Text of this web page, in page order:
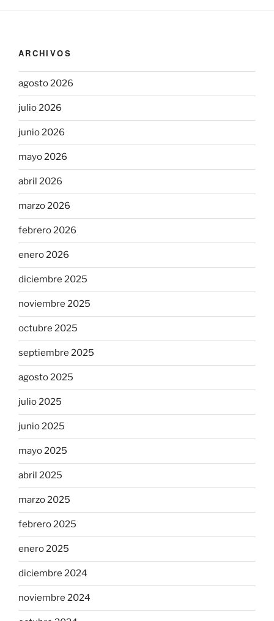
ARCHIVOS
agosto 2026
julio 2026
junio 2026
mayo 2026
abril 2026
marzo 2026
febrero 2026
enero 2026
diciembre 2025
noviembre 2025
octubre 2025
septiembre 2025
agosto 2025
julio 2025
junio 2025
mayo 2025
abril 2025
marzo 2025
febrero 2025
enero 2025
diciembre 2024
noviembre 2024